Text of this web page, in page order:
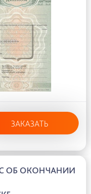
ЗАКАЗАТЬ
ОБ ОКОНЧАНИИ